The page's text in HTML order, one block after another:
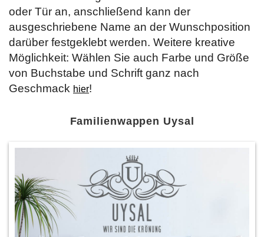
oder Tür an, anschließend kann der
ausgeschriebene Name an der Wunschposition
darüber festgeklebt werden. Weitere kreative
Möglichkeit: Wählen Sie auch Farbe und Größe
von Buchstabe und Schrift ganz nach
Geschmack hier!
Familienwappen Uysal